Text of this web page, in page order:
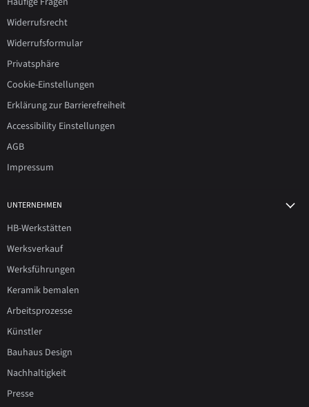
Widerrufsrecht
Widerrufsformular
Privatsphäre
Cookie-Einstellungen
Erklärung zur Barrierefreiheit
Accessibility Einstellungen
AGB
Impressum
UNTERNEHMEN
HB-Werkstätten
Werksverkauf
Werksführungen
Keramik bemalen
Arbeitsprozesse
Künstler
Bauhaus Design
Nachhaltigkeit
Presse